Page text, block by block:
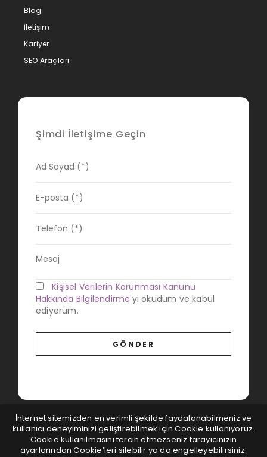
Blog
İletişim
Kariyer
SEO Araçları
Şimdi İletişime Geçin
Kişisel Verilerin Korunması Kanunu
Hakkında Bilgilendirme'yi okudum ve kabul
ediyorum.
İnternet sitemizden en verimli şekilde faydalanabilmeniz ve
kullanıcı deneyiminizi geliştirebilmek için Cookie kullanıyoruz.
Cookie kullanılmasını tercih etmezseniz tarayıcınızın
ayarlarından Cookie’leri silebilir ya da engelleyebilirsiniz.